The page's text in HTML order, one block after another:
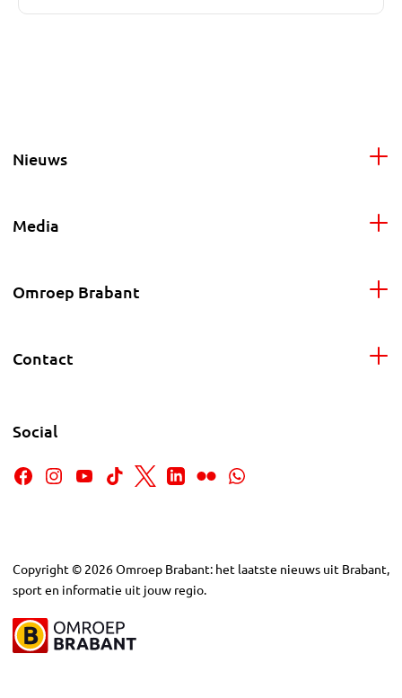
Nieuws
Media
Omroep Brabant
Contact
Social
Copyright © 2026Omroep Brabant: het laatste nieuws uit Brabant,
sport en informatie uit jouw regio.